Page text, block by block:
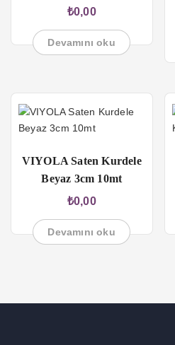
panel
panel
Panel
panel
Panel
Panel
₺0,00
Devamını oku
VIYOLA Saten Kurdele
Beyaz 3cm 10mt
₺0,00
Devamını oku